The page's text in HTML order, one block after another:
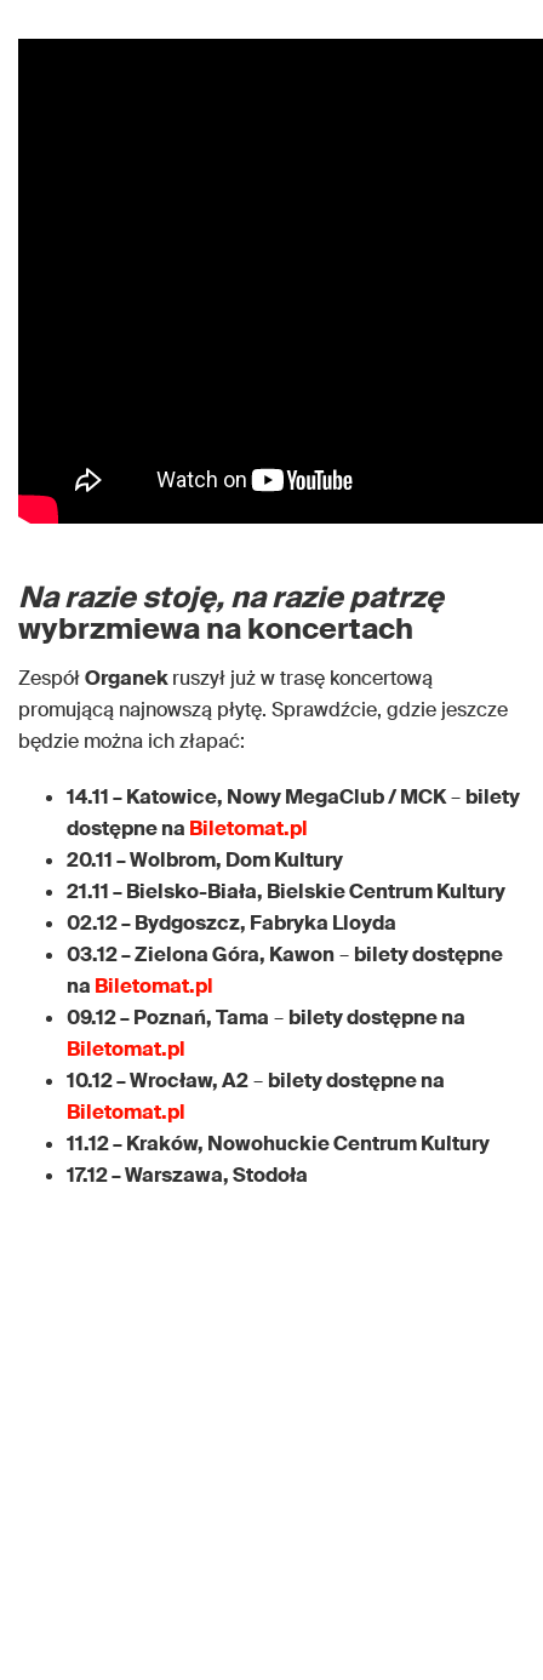
Na razie stoję, na razie patrzę
wybrzmiewa na koncertach
ZespółOrganekruszył już w trasę koncertową
promującą najnowszą płytę. Sprawdźcie, gdzie jeszcze
będzie można ich złapać:
14.11 – Katowice, Nowy MegaClub / MCK– bilety
dostępne na Biletomat.pl
20.11 – Wolbrom, Dom Kultury
21.11 – Bielsko-Biała, Bielskie Centrum Kultury
02.12 – Bydgoszcz, Fabryka Lloyda
03.12 – Zielona Góra, Kawon– bilety dostępne
na Biletomat.pl
09.12 – Poznań, Tama – bilety dostępne na
Biletomat.pl
10.12 – Wrocław, A2– bilety dostępne na
Biletomat.pl
11.12 – Kraków, Nowohuckie Centrum Kultury
17.12 – Warszawa, Stodoła